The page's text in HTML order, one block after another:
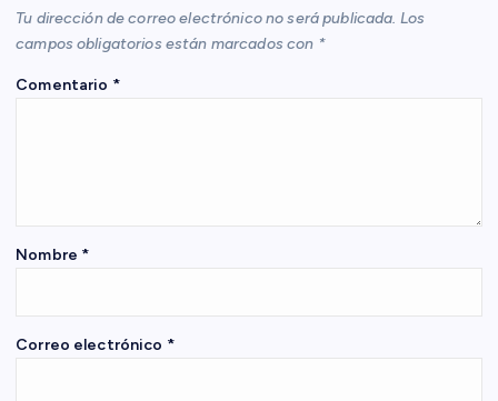
i
ó
e
Tu dirección de correo electrónico no será publicada. Los
campos obligatorios están marcados con *
Comentario *
Nombre *
Correo electrónico *